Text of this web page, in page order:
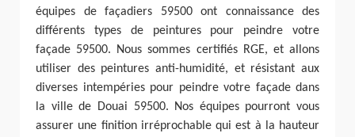
équipes de façadiers 59500 ont connaissance des
différents types de peintures pour peindre votre
façade 59500. Nous sommes certifiés RGE, et allons
utiliser des peintures anti-humidité, et résistant aux
diverses intempéries pour peindre votre façade dans
la ville de Douai 59500. Nos équipes pourront vous
assurer une finition irréprochable qui est à la hauteur